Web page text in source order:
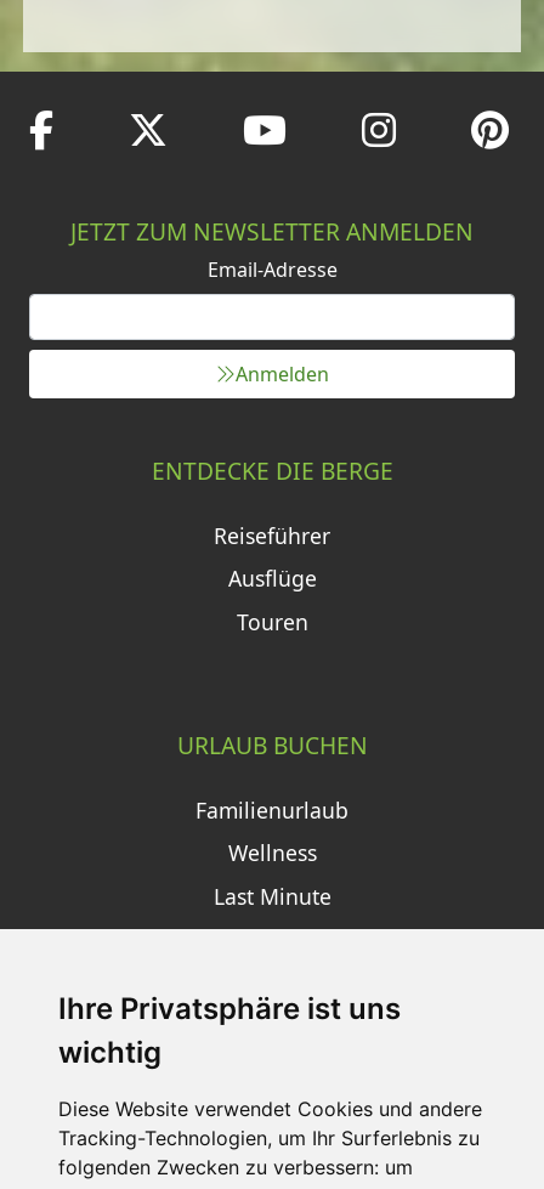
Ihre Privatsphäre ist uns
wichtig
Diese Website verwendet Cookies und andere
Tracking-Technologien, um Ihr Surferlebnis zu
folgenden Zwecken zu verbessern: um
JETZT ZUM NEWSLETTER ANMELDEN
Email-Adresse
Anmelden
ENTDECKE DIE BERGE
Reiseführer
Ausflüge
Touren
URLAUB BUCHEN
Familienurlaub
Wellness
Last Minute
SCHNEEHÖHEN SKI APP
Die Schneehoehen Ski APP für iOS und Android - Ein
Muss für alle Wintersportler und Schneefreaks!